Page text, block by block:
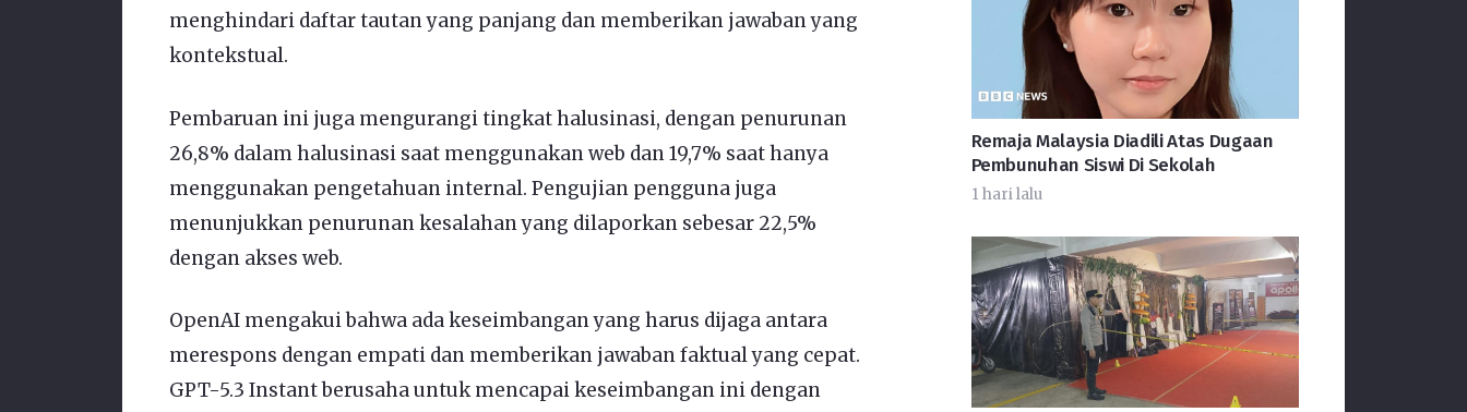
menghindari daftar tautan yang panjang dan memberikan jawaban yang
kontekstual.
Pembaruan ini juga mengurangi tingkat halusinasi, dengan penurunan
26,8% dalam halusinasi saat menggunakan web dan 19,7% saat hanya
menggunakan pengetahuan internal. Pengujian pengguna juga
menunjukkan penurunan kesalahan yang dilaporkan sebesar 22,5%
dengan akses web.
OpenAI mengakui bahwa ada keseimbangan yang harus dijaga antara
merespons dengan empati dan memberikan jawaban faktual yang cepat.
GPT-5.3 Instant berusaha untuk mencapai keseimbangan ini dengan
Remaja Malaysia Diadili Atas Dugaan
Pembunuhan Siswi Di Sekolah
1 hari lalu